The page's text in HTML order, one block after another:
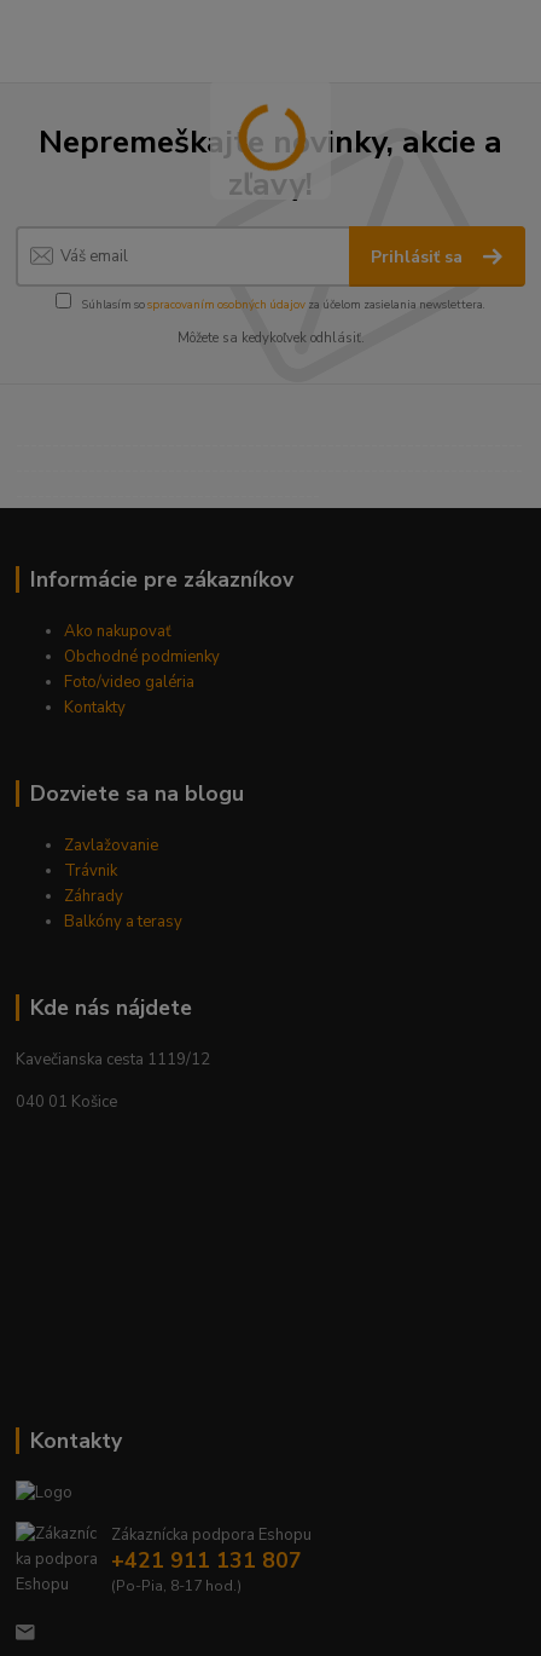
Nepremeškajte novinky, akcie a
zľavy!
Prihlásiť sa
Súhlasím sospracovaním osobných údajov za účelom zasielania newslettera.
Môžete sa kedykoľvek odhlásiť.
Informácie pre zákazníkov
Ako nakupovať
Obchodné podmienky
Foto/video galéria
Kontakty
Dozviete sa na blogu
Zavlažovanie
Trávnik
Záhrady
Balkóny a terasy
Kde nás nájdete
Kavečianska cesta 1119/12
040 01 Košice
Kontakty
Zákaznícka podpora Eshopu
+421 911 131 807
(Po-Pia, 8-17 hod.)